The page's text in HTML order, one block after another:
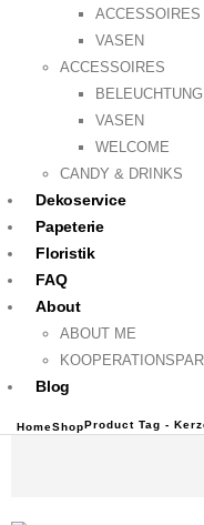
ACCESSOIRES
VASEN
ACCESSOIRES
BELEUCHTUNG
VASEN
WELCOME
CANDY & DRINKS
Dekoservice
Papeterie
Floristik
FAQ
About
ABOUT ME
Blog
HomeShopProduct Tag -